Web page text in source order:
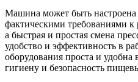
Машина может быть настроена
фактическими требованиями
а быстрая и простая смена
удобство и эффективность в
оборудования проста и удобна
гигиену и безопасность